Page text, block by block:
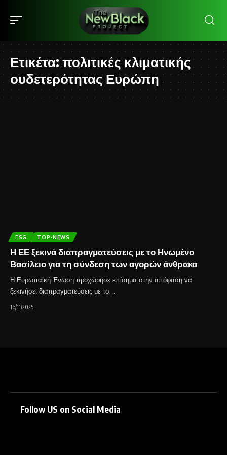
Ετικέτα: πολιτικές κλιματικής
ουδετερότητας Ευρώπη
ESG TOP-NEWS
Η ΕΕ ξεκινά διαπραγματεύσεις με το Ηνωμένο
Βασίλειο για τη σύνδεση των αγορών άνθρακα
Η Ευρωπαϊκή Ένωση προχώρησε επίσημα στην απόφαση να
ξεκινήσει διαπραγματεύσεις με το…
16/11/2025
Follow US on Social Media